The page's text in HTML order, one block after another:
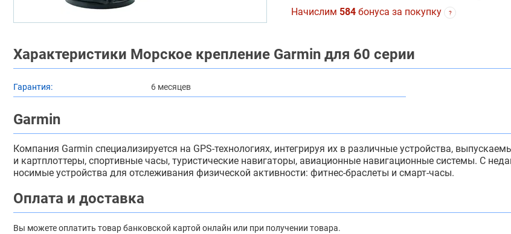
Начислим 584 бонуса за покупку ?
Характеристики Морское крепление Garmin для 60 серии
Гарантия: 6 месяцев
Garmin
Компания Garmin специализируется на GPS-технологиях, интегрируя их в различные устройства,
и картплоттеры, спортивные часы, туристические навигаторы, авиационные навигационные системы. С
носимые устройства для отслеживания физической активности: фитнес-браслеты и смарт-часы.
Оплата и доставка
Вы можете оплатить товар банковской картой онлайн или при получении товара.